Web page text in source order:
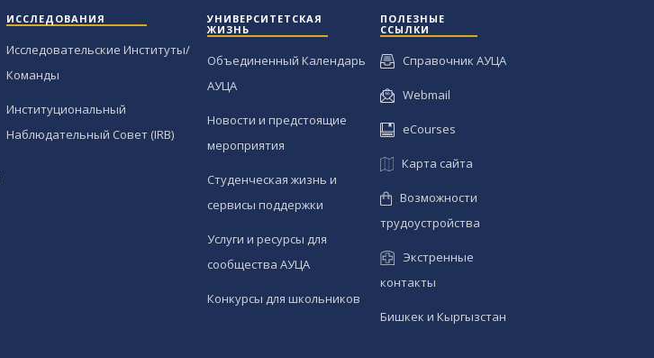
ИССЛЕДОВАНИЯ
Исследовательские Институты/
Команды
Институциональный
Наблюдательный Совет (IRB)
УНИВЕРСИТЕТСКАЯ
ЖИЗНЬ
Объединенный Календарь
АУЦА
Новости и предстоящие
мероприятия
Студенческая жизнь и
сервисы поддержки
Услуги и ресурсы для
сообщества АУЦА
Конкурсы для школьников
ПОЛЕЗНЫЕ
ССЫЛКИ
Справочник АУЦА
Webmail
eCourses
Карта сайта
Возможности
трудоустройства
Экстренные
контакты
Бишкек и Кыргызстан